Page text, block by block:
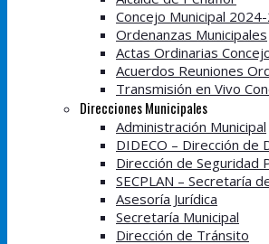
Concejo Municipal
Ordenanzas Municipales
Actas Ordinarias
Acuerdos Reuniones
Transmisión en Vivo
Direcciones Municipales
Administración Municipal
DIDECO – Dirección de
Dirección de Seguridad
SECPLAN – Secretaría
Asesoría Jurídica
Secretaría Municipal
Dirección de Tránsito